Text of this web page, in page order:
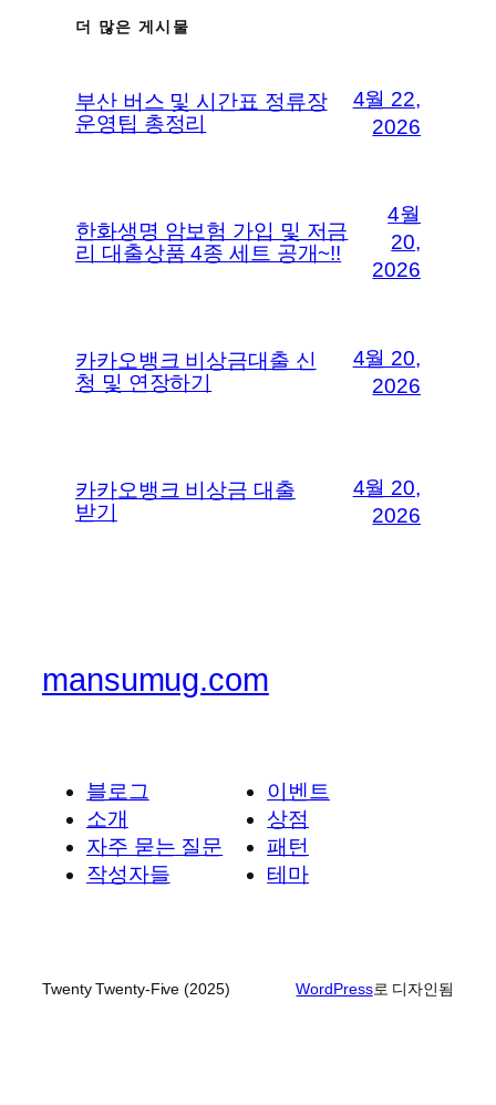
더 많은 게시물
부산 버스 및 시간표 정류장
운영팁 총정리
4월 22,
2026
한화생명 암보험 가입 및 저금
리 대출상품 4종 세트 공개~!!
4월
20,
2026
카카오뱅크 비상금대출 신
청 및 연장하기
4월 20,
2026
카카오뱅크 비상금 대출
받기
4월 20,
2026
mansumug.com
블로그
소개
자주 묻는 질문
작성자들
이벤트
상점
패턴
테마
Twenty Twenty-Five (2025) WordPress로 디자인됨